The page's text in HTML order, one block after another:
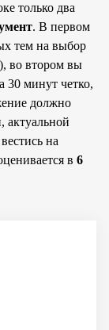
только два
. В первом
тем на выбор
во втором вы
30 минут четко,
должно
актуальной
на
в 6